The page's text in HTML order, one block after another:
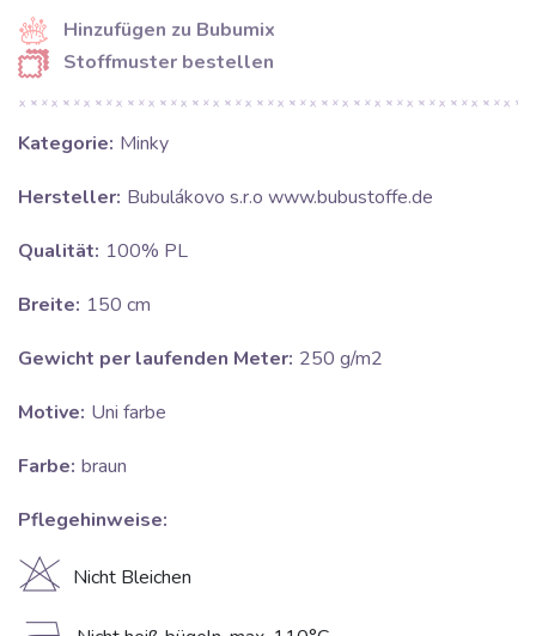
Hinzufügen zu Bubumix
Stoffmuster bestellen
Kategorie: Minky
Hersteller: Bubulákovo s.r.o www.bubustoffe.de
Qualität: 100% PL
Breite: 150 cm
Gewicht per laufenden Meter: 250 g/m2
Motive: Uni farbe
Farbe: braun
Pflegehinweise:
H Nicht Bleichen